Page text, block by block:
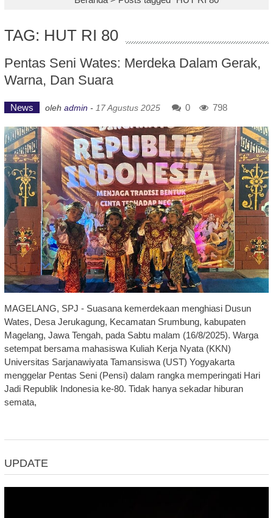
TAG: HUT RI 80
Pentas Seni Wates: Merdeka Dalam Gerak,
Warna, Dan Suara
News oleh admin - 17 Agustus 2025 0 798
MAGELANG, SPJ - Suasana kemerdekaan menghiasi Dusun
Wates, Desa Jerukagung, Kecamatan Srumbung, kabupaten
Magelang, Jawa Tengah, pada Sabtu malam (16/8/2025). Warga
setempat bersama mahasiswa Kuliah Kerja Nyata (KKN)
Universitas Sarjanawiyata Tamansiswa (UST) Yogyakarta
menggelar Pentas Seni (Pensi) dalam rangka memperingati Hari
Jadi Republik Indonesia ke-80. Tidak hanya sekadar hiburan
semata,
UPDATE